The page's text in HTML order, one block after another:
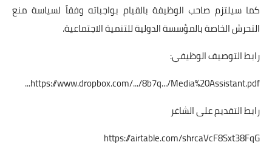
كما سيلتزم صاحب الوظيفة بالقيام بواجباته وفقاً لسياسة منع
التحرش الخاصة بالمؤسسة الدولية للتنمية الاجتماعية.
رابط التوصيف الوظيفي:
https://www.dropbox.com/.../8b7q.../Media%20Assistant.pdf
...
رابط التقديم على الشاغر
https://airtable.com/shrcaVcF8Sxt38FqG